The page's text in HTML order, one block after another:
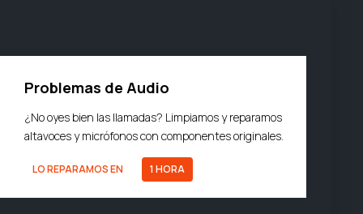
Problemas de Audio
¿No oyes bien las llamadas? Limpiamos y reparamos
altavoces y micrófonos con componentes originales.
LO REPARAMOS EN 1 HORA